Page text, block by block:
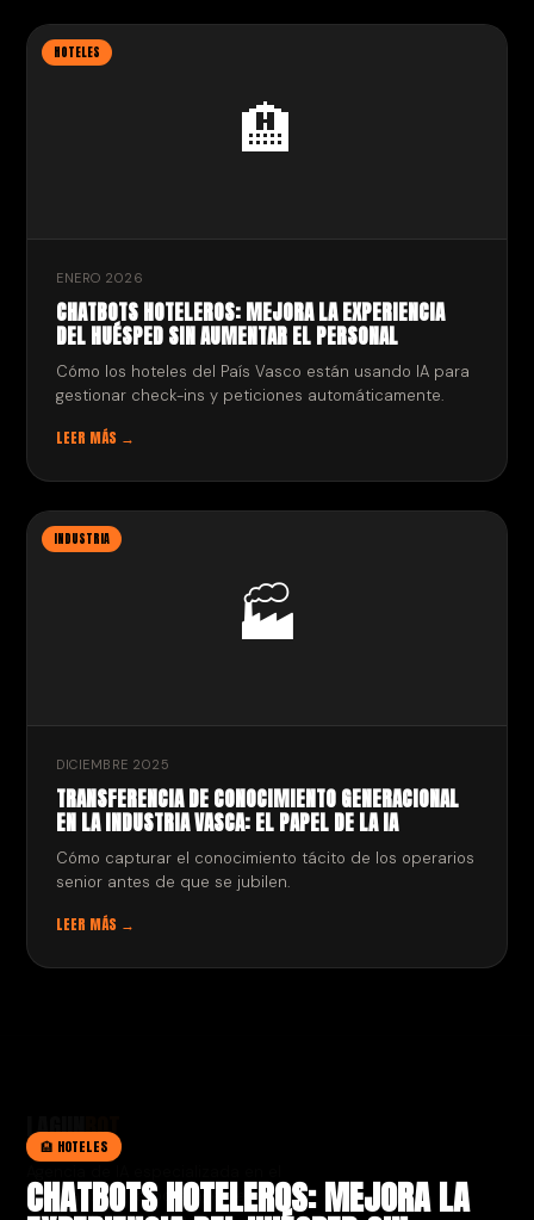
🏨
HOTELES
ENERO 2026
CHATBOTS HOTELEROS: MEJORA LA EXPERIENCIA
DEL HUÉSPED SIN AUMENTAR EL PERSONAL
Cómo los hoteles del País Vasco están usando IA para
gestionar check-ins y peticiones automáticamente.
LEER MÁS →
🏭
INDUSTRIA
DICIEMBRE 2025
TRANSFERENCIA DE CONOCIMIENTO GENERACIONAL
EN LA INDUSTRIA VASCA: EL PAPEL DE LA IA
Cómo capturar el conocimiento tácito de los operarios
senior antes de que se jubilen.
LEER MÁS →
🏨 HOTELES
CHATBOTS HOTELEROS: MEJORA LA
LAGUNBOT
País Vasco. Chatbots, agentes de